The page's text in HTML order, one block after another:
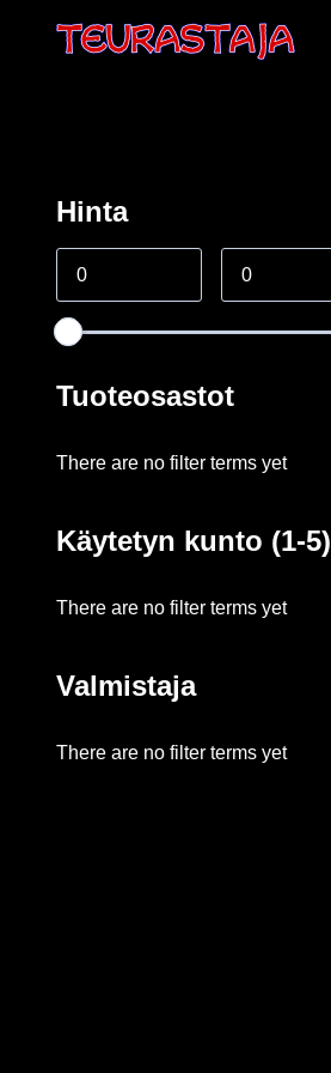
Hinta
Tuoteosastot
There are no filter terms yet
Käytetyn kunto (1-5)
There are no filter terms yet
Valmistaja
There are no filter terms yet